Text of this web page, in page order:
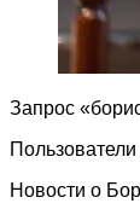
Запрос
Новости о